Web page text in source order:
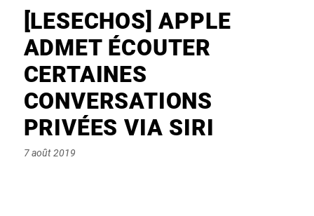
[LESECHOS] APPLE
ADMET ÉCOUTER
CERTAINES
CONVERSATIONS
PRIVÉES VIA SIRI
Posted
7 août 2019